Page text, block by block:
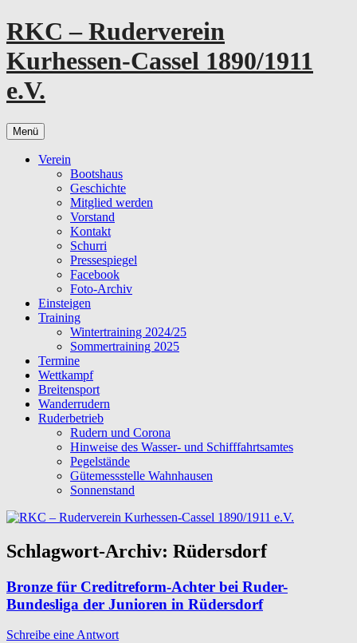
Zum
Inhalt
springen
RKC – Ruderverein
Kurhessen-Cassel 1890/1911
e.V.
Menü
Verein
Bootshaus
Geschichte
Mitglied werden
Vorstand
Kontakt
Schurri
Pressespiegel
Facebook
Foto-Archiv
Einsteigen
Training
Wintertraining 2024/25
Sommertraining 2025
Termine
Wettkampf
Breitensport
Wanderrudern
Ruderbetrieb
Rudern und Corona
Hinweise des Wasser- und Schifffahrtsamtes
Pegelstände
Gütemessstelle Wahnhausen
Sonnenstand
Schlagwort-Archiv: Rüdersdorf
Bronze für Creditreform-Achter bei Ruder-
Bundesliga der Junioren in Rüdersdorf
Schreibe eine Antwort